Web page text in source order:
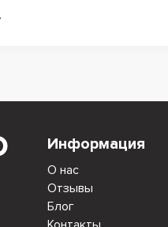
Информация
О нас
Отзывы
Блог